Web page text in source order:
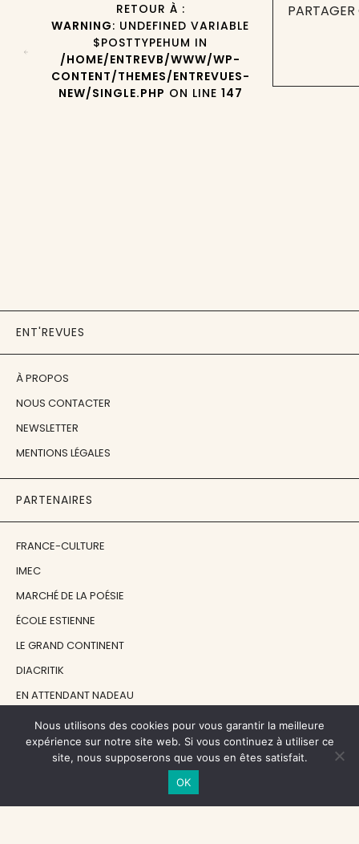
RETOUR À :
WARNING: UNDEFINED VARIABLE
$POSTTYPEHUM IN
/HOME/ENTREVB/WWW/WP-
CONTENT/THEMES/ENTREVUES-
NEW/SINGLE.PHP ON LINE 147
ENT'REVUES
À PROPOS
NOUS CONTACTER
NEWSLETTER
MENTIONS LÉGALES
PARTENAIRES
FRANCE-CULTURE
IMEC
MARCHÉ DE LA POÉSIE
ÉCOLE ESTIENNE
LE GRAND CONTINENT
DIACRITIK
EN ATTENDANT NADEAU
NOS SOUTIENS
Nous utilisons des cookies pour vous garantir la meilleure
expérience sur notre site web. Si vous continuez à utiliser ce
site, nous supposerons que vous en êtes satisfait.
OK